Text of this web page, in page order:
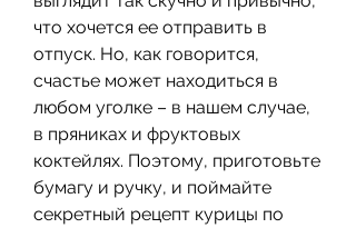
что хочется ее отправить в
отпуск. Но, как говорится,
счастье может находиться в
любом уголке – в нашем случае,
в пряниках и фруктовых
коктейлях. Поэтому, приготовьте
бумагу и ручку, и поймайте
секретный рецепт курицы по